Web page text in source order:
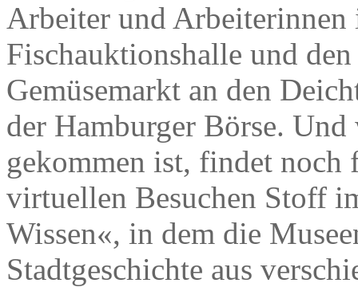
Arbeiter und
Fischauktionshalle und
Gemüsemarkt an den
der Hamburger Börse.
gekommen ist, findet noch
virtuellen Besuchen Stoff
Wissen«, in dem die
Stadtgeschichte aus